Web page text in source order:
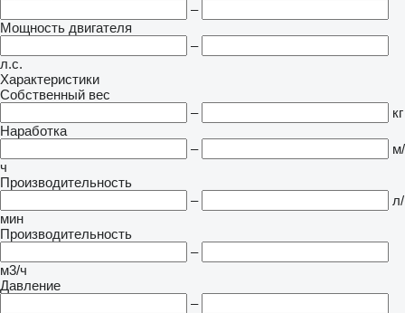
–
Мощность двигателя
–
л.с.
Характеристики
Собственный вес
–
кг
Наработка
–
м/
ч
Производительность
–
л/
мин
Производительность
–
м3/ч
Давление
–